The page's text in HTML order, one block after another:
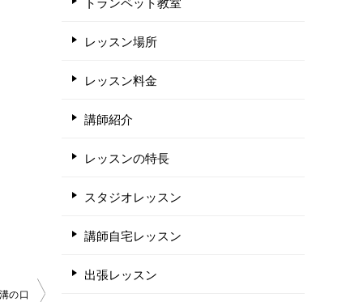
の口
レッスン場所
レッスン料金
講師紹介
レッスンの特長
スタジオレッスン
講師自宅レッスン
出張レッスン